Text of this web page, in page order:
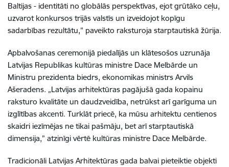
Baltijas - identitāti no globālās perspektīvas, ejot grūtāko ceļu,
uzvarot konkursos trijās valstīs un izveidojot kopīgu
sadarbības rezultātu,” paveikto raksturoja starptautiskā žūrija.
Apbalvošanas ceremonijā piedalījās un klātesošos uzrunāja
Latvijas Republikas kultūras ministre Dace Melbārde un
Ministru prezidenta biedrs, ekonomikas ministrs Arvils
Ašeradens. „Latvijas arhitektūras pagājušā gada kopainu
raksturo kvalitāte un daudzveidība, netrūkst arī garīguma un
izglītības akcenti. Turklāt priecē, ka mūsu arhitektu centienos
skaidri iezīmējas ne tikai pašmāju, bet arī starptautiskā
dimensija,” atzinīgi vērtē kultūras ministre Dace Melbārde.
Tradicionāli Latvijas Arhitektūras gada balvai pieteiktie objekti